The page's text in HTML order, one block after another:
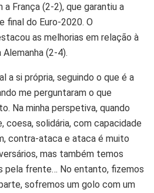
França (2-2), que garantiu a
final do Euro-2020. O
as melhorias em relação à
(2-4).
a si própria, seguindo o que é a
me perguntaram o que
Na minha perspetiva, quando
coesa, solidária, com capacidade
contra-ataca e ataca é muito
mas também temos
pela frente… No entanto, fizemos
sofremos um golo com um